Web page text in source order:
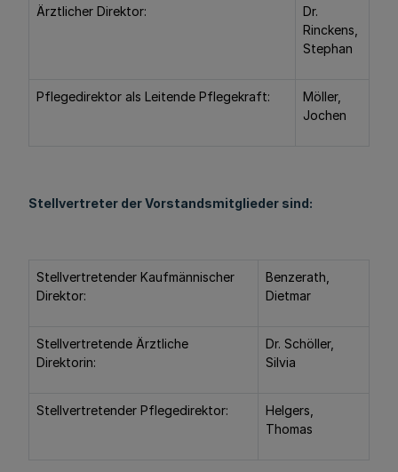
Ärztlicher Direktor:
Dr.
Rinckens,
Stephan
Pflegedirektor als Leitende Pflegekraft:
Möller,
Jochen
Stellvertreter der Vorstandsmitglieder sind:
Stellvertretender Kaufmännischer
Direktor:
Benzerath,
Dietmar
Stellvertretende Ärztliche
Direktorin:
Dr. Schöller,
Silvia
Stellvertretender Pflegedirektor:
Helgers,
Thomas